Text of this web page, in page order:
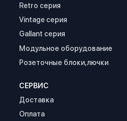
Retro серия
Vintage серия
Gallant серия
Модульное оборудование
Розеточные блоки,лючки
СЕРВИС
Доставка
Оплата